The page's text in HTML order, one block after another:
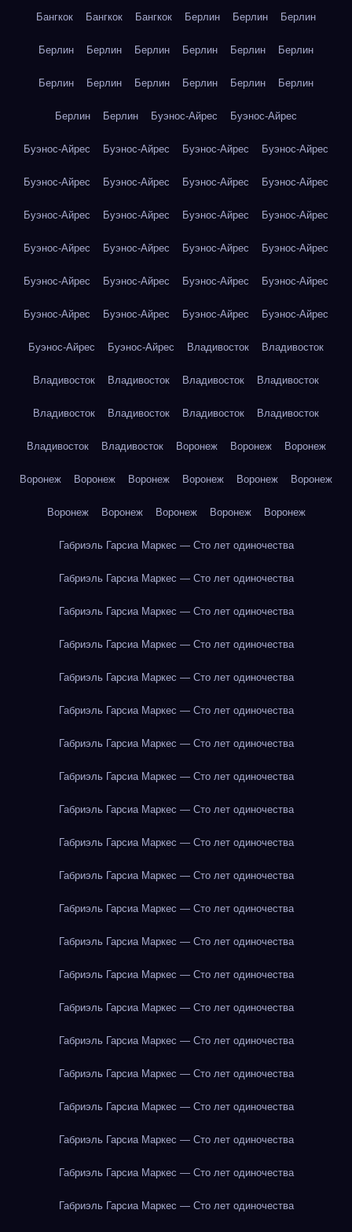
Бангкок Бангкок Бангкок Берлин Берлин Берлин
Берлин Берлин Берлин Берлин Берлин Берлин
Берлин Берлин Берлин Берлин Берлин Берлин
Берлин Берлин Буэнос-Айрес Буэнос-Айрес
Буэнос-Айрес Буэнос-Айрес Буэнос-Айрес Буэнос-Айрес
Буэнос-Айрес Буэнос-Айрес Буэнос-Айрес Буэнос-Айрес
Буэнос-Айрес Буэнос-Айрес Буэнос-Айрес Буэнос-Айрес
Буэнос-Айрес Буэнос-Айрес Буэнос-Айрес Буэнос-Айрес
Буэнос-Айрес Буэнос-Айрес Буэнос-Айрес Буэнос-Айрес
Буэнос-Айрес Буэнос-Айрес Буэнос-Айрес Буэнос-Айрес
Буэнос-Айрес Буэнос-Айрес Владивосток Владивосток
Владивосток Владивосток Владивосток Владивосток
Владивосток Владивосток Владивосток Владивосток
Владивосток Владивосток Воронеж Воронеж Воронеж
Воронеж Воронеж Воронеж Воронеж Воронеж Воронеж
Воронеж Воронеж Воронеж Воронеж Воронеж
Габриэль Гарсиа Маркес — Сто лет одиночества
Габриэль Гарсиа Маркес — Сто лет одиночества
Габриэль Гарсиа Маркес — Сто лет одиночества
Габриэль Гарсиа Маркес — Сто лет одиночества
Габриэль Гарсиа Маркес — Сто лет одиночества
Габриэль Гарсиа Маркес — Сто лет одиночества
Габриэль Гарсиа Маркес — Сто лет одиночества
Габриэль Гарсиа Маркес — Сто лет одиночества
Габриэль Гарсиа Маркес — Сто лет одиночества
Габриэль Гарсиа Маркес — Сто лет одиночества
Габриэль Гарсиа Маркес — Сто лет одиночества
Габриэль Гарсиа Маркес — Сто лет одиночества
Габриэль Гарсиа Маркес — Сто лет одиночества
Габриэль Гарсиа Маркес — Сто лет одиночества
Габриэль Гарсиа Маркес — Сто лет одиночества
Габриэль Гарсиа Маркес — Сто лет одиночества
Габриэль Гарсиа Маркес — Сто лет одиночества
Габриэль Гарсиа Маркес — Сто лет одиночества
Габриэль Гарсиа Маркес — Сто лет одиночества
Габриэль Гарсиа Маркес — Сто лет одиночества
Габриэль Гарсиа Маркес — Сто лет одиночества